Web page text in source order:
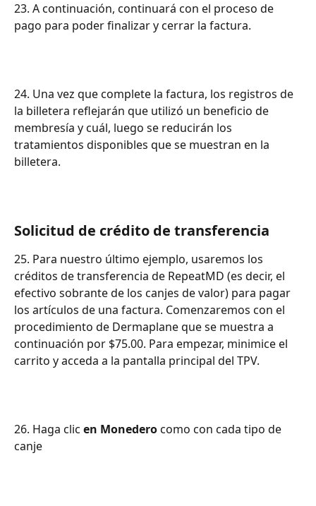
23. A continuación, continuará con el proceso de
pago para poder finalizar y cerrar la factura.
24. Una vez que complete la factura, los registros de
la billetera reflejarán que utilizó un beneficio de
membresía y cuál, luego se reducirán los
tratamientos disponibles que se muestran en la
billetera.
Solicitud de crédito de transferencia
25. Para nuestro último ejemplo, usaremos los
créditos de transferencia de RepeatMD (es decir, el
efectivo sobrante de los canjes de valor) para pagar
los artículos de una factura. Comenzaremos con el
procedimiento de Dermaplane que se muestra a
continuación por $75.00. Para empezar, minimice el
carrito y acceda a la pantalla principal del TPV.
26. Haga clic en Monedero como con cada tipo de
canje